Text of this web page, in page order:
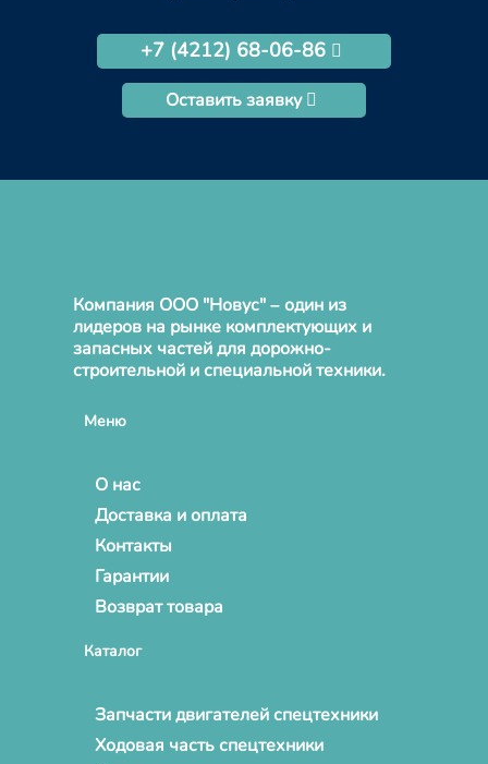
+7 (4212) 68-06-86
Оставить заявку
Компания ООО "Новус" – один из
лидеров на рынке комплектующих и
запасных частей для дорожно-
строительной и специальной техники.
Меню
О нас
Доставка и оплата
Контакты
Гарантии
Возврат товара
Каталог
Запчасти двигателей спецтехники
Ходовая часть спецтехники